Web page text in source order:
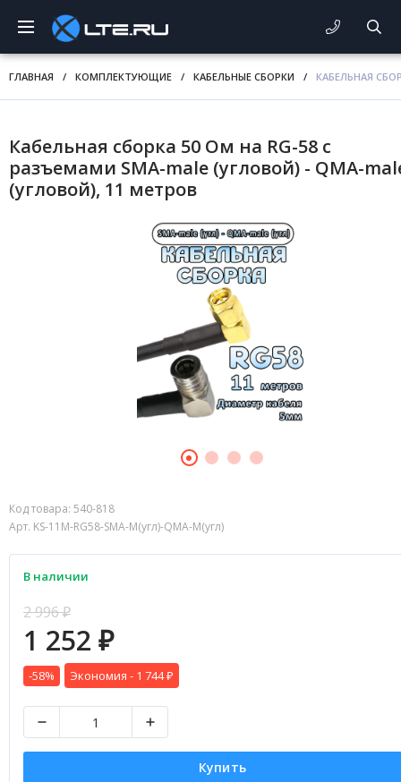
ГЛАВНАЯ / КОМПЛЕКТУЮЩИЕ / КАБЕЛЬНЫЕ СБОРКИ / КАБЕЛЬНАЯ
Кабельная сборка 50 Ом на RG-58 с
разъемами SMA-male (угловой) - QMA-
(угловой), 11 метров
Код товара: 540-818
Арт. KS-11M-RG58-SMA-M(угл)-QMA-M(угл)
В наличии
2 996₽
1 252 ₽
-58% Экономия - 1 744 ₽
Купить